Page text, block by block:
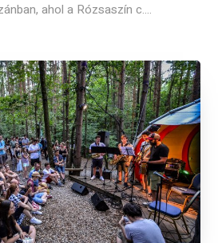
ahol a Rózsaszín c....